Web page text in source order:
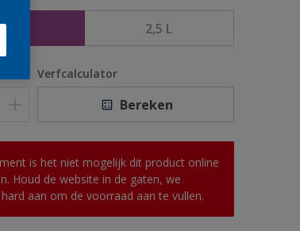
1 L 2,5 L
Verfcalculator
Bereken
is het niet mogelijk dit product online
Houd de website in de gaten, we
aan om de voorraad aan te vullen.